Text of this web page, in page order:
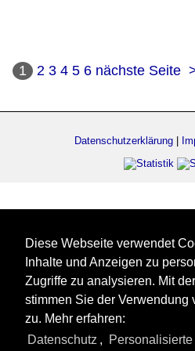
1 2 3 4 5 6 nächste Seite
Datenschutzerklärung
Diese Webseite verwendet
Inhalte und Anzeigen zu
Zugriffe zu analysieren. Mit
stimmen Sie der Verwendung
zu. Mehr erfahren:
Datenschutz ,